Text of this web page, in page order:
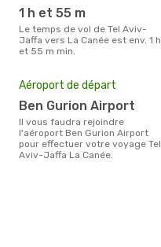
Blue Bird Airways Direct
TLV - CHQ
Blue Bird Airways Direct
CHQ - TLV
1 h et 55 m
Le temps de vol de Tel Aviv-
Jaffa vers La Canée est env. 1 h
et 55 m min.
Aéroport de départ
Ben Gurion Airport
Il vous faudra rejoindre
l'aéroport Ben Gurion Airport
pour effectuer votre voyage Tel
Aviv-Jaffa La Canée.